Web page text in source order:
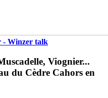
- Winzer talk
Viognier...
du Cèdre Cahors en